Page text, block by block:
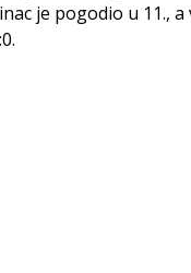
je pogodio u 11., a